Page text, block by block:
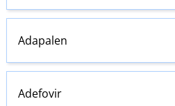
Adapalen
Adefovir